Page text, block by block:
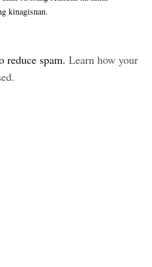
kinagisnan.
reduce spam.Learn how your